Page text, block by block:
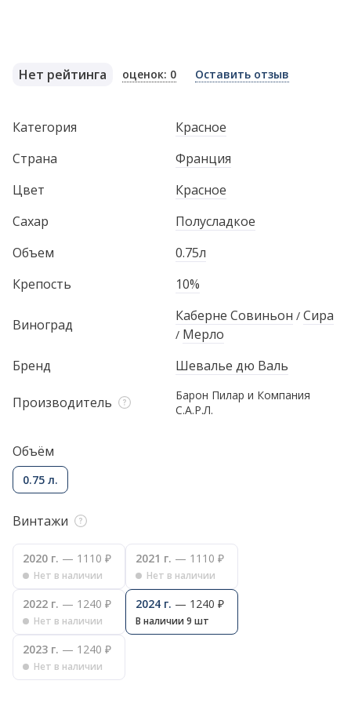
Нет рейтинга оценок: 0 Оставить отзыв
Категория
Красное
Страна
Франция
Цвет
Красное
Сахар
Полусладкое
Объем
0.75л
Крепость
10%
Виноград
Каберне Совиньон / Сира
/ Мерло
Бренд
Шевалье дю Валь
Производитель
Барон Пилар и Компания
С.А.Р.Л.
Объём
0.75 л.
Винтажи
2020 г. — 1110 ₽
Нет в наличии
2021 г. — 1110 ₽
Нет в наличии
2022 г. — 1240 ₽
Нет в наличии
2024 г. — 1240 ₽
В наличии 9 шт
2023 г. — 1240 ₽
Нет в наличии